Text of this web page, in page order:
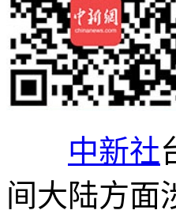
中新社
间大陆方面